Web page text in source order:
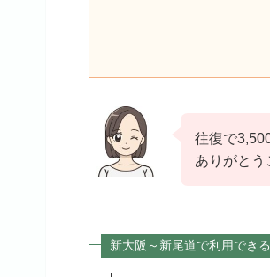
往復で
ありがとう
新大阪～新尾道で利用でき